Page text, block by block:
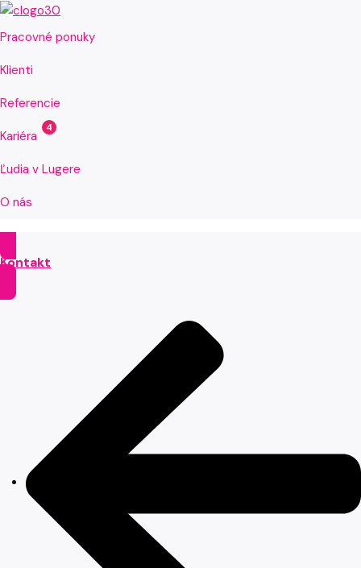
Pracovné ponuky
Klienti
Referencie
Kariéra
4
Ľudia v Lugere
O nás
Kontakt